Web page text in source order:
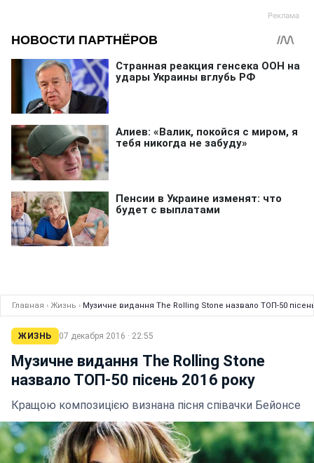
Главная › Жизнь › Музичне видання The Rolling Stone назвало ТОП-50
ЖИЗНЬ 07 декабря 2016 · 22:55
Музичне видання The Rolling Stone
назвало ТОП-50 пісень 2016 року
Кращою композицією визнана пісня співачки Бейонсе